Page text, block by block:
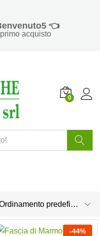
👈
acquisto
0
Ordinamento predefinito
-44%